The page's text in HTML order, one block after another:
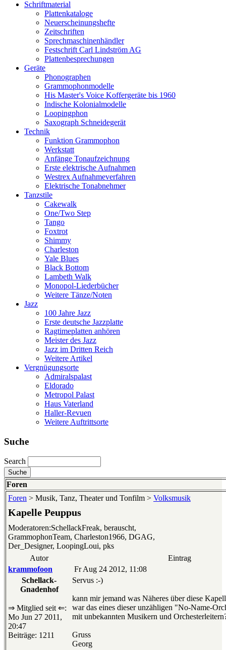
Schriftmaterial
Plattenkataloge
Neuerscheinungshefte
Zeitschriften
Sprechmaschinenhändler
Festschrift Carl Lindström AG
Plattenbesprechungen
Geräte
Phonographen
Grammophonmodelle
His Master's Voice Koffergeräte bis 1960
Indische Kolonialmodelle
Loopingphon
Saxograph Schneidegerät
Technik
Funktion Grammophon
Werkstatt
Anfänge Tonaufzeichnung
Erste elektrische Aufnahmen
Westrex Aufnahmeverfahren
Elektrische Tonabnehmer
Tanzstile
Cakewalk
One/Two Step
Tango
Foxtrot
Shimmy
Charleston
Yale Blues
Black Bottom
Lambeth Walk
Monopol-Liederbücher
Weitere Tänze/Noten
Jazz
100 Jahre Jazz
Erste deutsche Jazzplatte
Ragtimeplatten anhören
Meister des Jazz
Jazz im Dritten Reich
Weitere Artikel
Vergnügungsorte
Admiralspalast
Eldorado
Metropol Palast
Haus Vaterland
Haller-Revuen
Weitere Auftrittsorte
Suche
Search
Foren
Foren > Musik, Tanz, Theater und Tonfilm > Volksmusik
Kapelle Peuppus
Moderatoren:SchellackFreak, berauscht,
GrammophonTeam, Charleston1966, DGAG,
Der_Designer, LoopingLoui, pks
Autor
Eintrag
krammofoon
Fr Aug 24 2012, 11:08
Schellack-
Gnadenhof
⇒ Mitglied seit ⇐:
Mo Jun 27 2011,
20:47
Beiträge: 1211
Servus :-)
kann mir jemand was Näheres über diese
war das eines dieser unzähligen "No-Name-
mit unbekannten Musikern und
Gruss
Georg